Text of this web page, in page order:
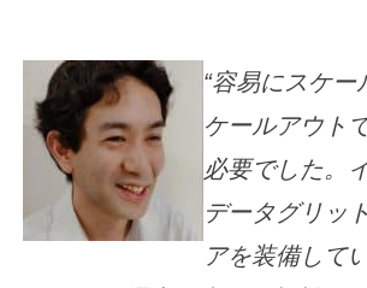
“容易にスケー
ケールアウト
必要でした。
データグリッ
アを装備して